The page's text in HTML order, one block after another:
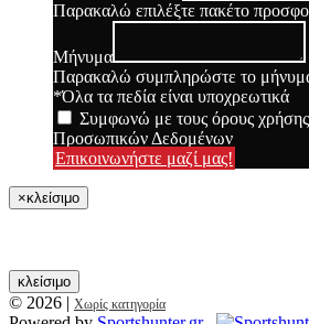
Παρακαλώ επιλέξτε πακέτο
Μήνυμα
Παρακαλώ συμπληρώστε το
*Όλα τα πεδία είναι υποχρεωτικά
Συμφωνώ με τους όρους χρήσης
Προσωπικών Δεδομένων
Επικοινωνήστε μαζί μας!
×κλείσιμο
κλείσιμο
© 2026 | Χωρίς κατηγορία